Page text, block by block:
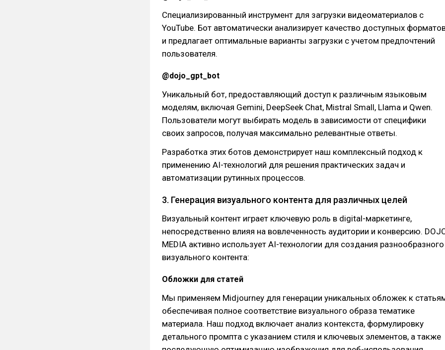
Специализированный инструмент для загрузки видеоматериалов с
YouTube. Бот автоматически анализирует качество доступных
и предлагает оптимальные варианты загрузки с учетом предпочтений
пользователя.
@dojo_gpt_bot
Уникальный бот, предоставляющий доступ к различным языковым
моделям, включая Gemini, DeepSeek Chat, Mistral Small, Llama и Qwen.
Пользователи могут выбирать модель в зависимости от специфики
своих запросов, получая максимально релевантные ответы.
Разработка этих ботов демонстрирует наш комплексный подход к
применению AI-технологий для решения практических задач и
автоматизации рутинных процессов.
3. Генерация визуального контента для различных целей
Визуальный контент играет ключевую роль в digital-маркетинге,
непосредственно влияя на вовлеченность аудитории и конверсию.
MEDIA активно использует AI-технологии для создания разнообразного
визуального контента:
Обложки для статей
Мы применяем Midjourney для генерации уникальных обложек к
обеспечивая полное соответствие визуального образа тематике
материала. Наш подход включает анализ контекста, формулировку
детального промпта с указанием стиля и ключевых элементов, а также